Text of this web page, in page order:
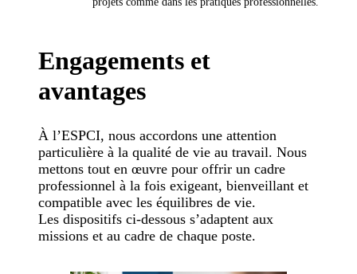
Engagements et
avantages
À l’ESPCI, nous accordons une attention
particulière à la qualité de vie au travail. Nous
mettons tout en œuvre pour offrir un cadre
professionnel à la fois exigeant, bienveillant et
compatible avec les équilibres de vie.
Les dispositifs ci-dessous s’adaptent aux
missions et au cadre de chaque poste.